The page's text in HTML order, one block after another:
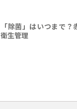
「除菌」はいつまで
衛生管理